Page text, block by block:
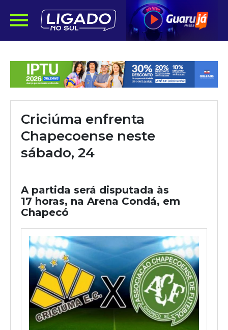
Criciúma enfrenta
Chapecoense neste
sábado, 24
A partida será disputada às
17 horas, na Arena Condá, em
Chapecó